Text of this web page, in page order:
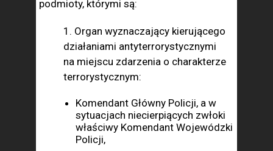
podmioty, którymi są:
1. Organ wyznaczający kierującego
działaniami antyterrorystycznymi
na miejscu zdarzenia o charakterze
terrorystycznym:
Komendant Główny Policji, a w
sytuacjach niecierpiących zwłoki
właściwy Komendant Wojewódzki
Policji,